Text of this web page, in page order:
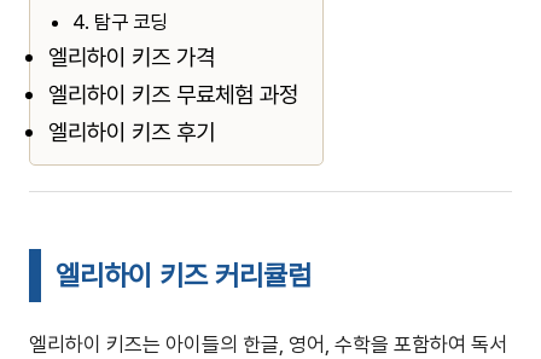
4. 탐구 코딩
엘리하이 키즈 가격
엘리하이 키즈 무료체험 과정
엘리하이 키즈 후기
엘리하이 키즈 커리큘럼
엘리하이 키즈는 아이들의 한글, 영어, 수학을 포함하여 독서